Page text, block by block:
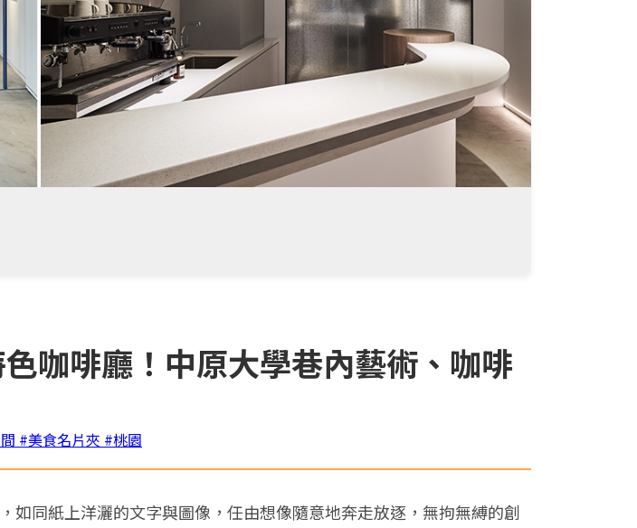
咖啡廳！中原大學巷內藝術、咖啡
#美食名片夾 #桃園
如同紙上洋灑的文字與圖像，任由想像隨意地奔走放逐，無拘無縛的創